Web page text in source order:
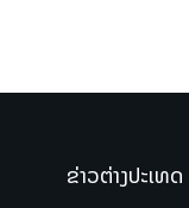
ຂ່າວຕ່າງປະເທດ